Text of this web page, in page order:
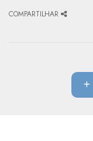
COMPARTILHAR